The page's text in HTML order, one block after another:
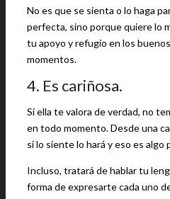
No es que se sienta o lo haga
perfecta, sino porque quiere lo
tu apoyo y refugio en los
momentos.
4. Es cariñosa.
Si ella te valora de verdad, no
en todo momento. Desde una
si lo siente lo hará y eso es algo
Incluso, tratará de hablar tu
forma de expresarte cada uno